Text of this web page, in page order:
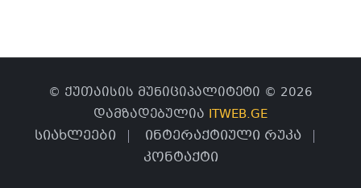
© ქუთაისის მუნიციპალიტეტი © 2026
დამზადებულია ITWEB.GE
სიახლეები
ინტერაქტიული რუკა
კონტაქტი